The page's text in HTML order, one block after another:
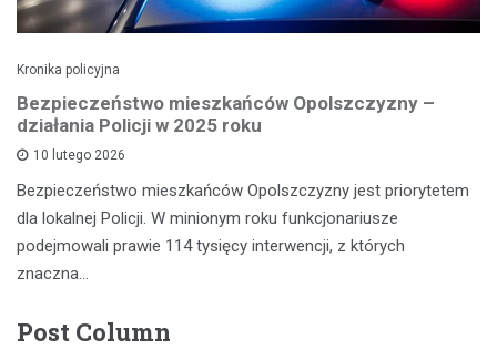
Kronika policyjna
Bezpieczeństwo mieszkańców Opolszczyzny –
działania Policji w 2025 roku
10 lutego 2026
Bezpieczeństwo mieszkańców Opolszczyzny jest priorytetem
dla lokalnej Policji. W minionym roku funkcjonariusze
podejmowali prawie 114 tysięcy interwencji, z których
znaczna…
Post Column